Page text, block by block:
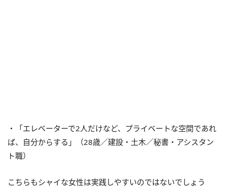
・「エレベーターで2人だけなど、プライベートな空間であれ
ば、自分からする」（28歳／建設・土木／秘書・アシスタン
ト職）
こちらもシャイな女性は実践しやすいのではないでしょう